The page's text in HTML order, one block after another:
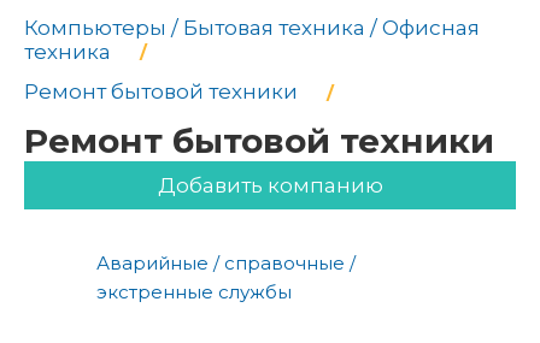
Компьютеры / Бытовая техника / Офисная
техника
Ремонт бытовой техники
Ремонт бытовой техники
Добавить компанию
Аварийные / справочные /
экстренные службы